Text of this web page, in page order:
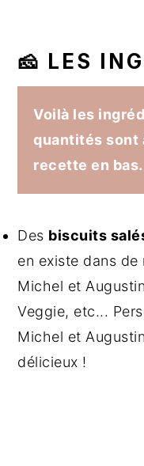
🧀 LES
Voilà les
quantités sont
recette en bas.
Des biscuits
en existe dans de
Michel et
Veggie, etc...
Michel et
délicieux !